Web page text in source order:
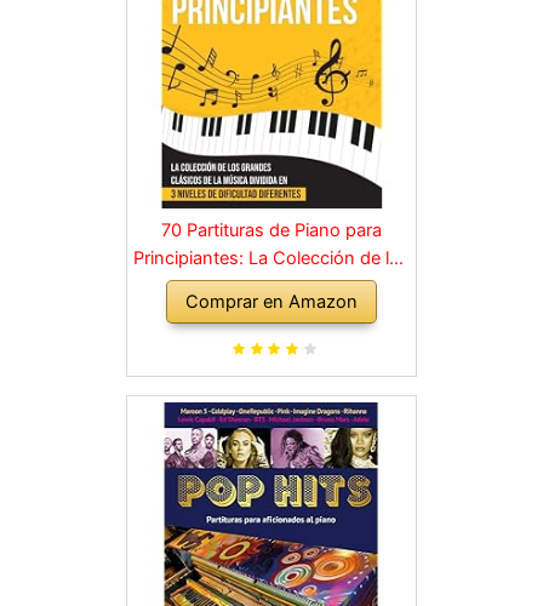
70 Partituras de Piano para
Principiantes: La Colección de los
Grandes Clásicos de la Música
dividida en 3 Niveles de dificultad
diferentes
Comprar en Amazon